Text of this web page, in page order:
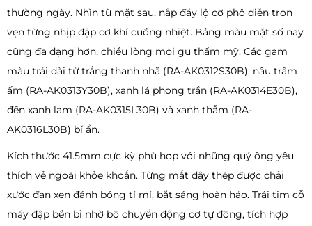
thường ngày. Nhìn từ mặt sau, nắp đáy lộ cơ phô diễn trọn
vẹn từng nhịp đập cơ khí cuồng nhiệt. Bảng màu mặt số nay
cũng đa dạng hơn, chiều lòng mọi gu thẩm mỹ. Các gam
màu trải dài từ trắng thanh nhã (RA-AK0312S30B), nâu trầm
ấm (RA-AK0313Y30B), xanh lá phong trần (RA-AK0314E30B),
đến xanh lam (RA-AK0315L30B) và xanh thẫm (RA-
AK0316L30B) bí ẩn.
Kích thước 41.5mm cực kỳ phù hợp với những quý ông yêu
thích vẻ ngoài khỏe khoắn. Từng mắt dây thép được chải
xước đan xen đánh bóng tỉ mỉ, bắt sáng hoàn hảo. Trái tim cỗ
máy đập bền bỉ nhờ bộ chuyển động cơ tự động, tích hợp